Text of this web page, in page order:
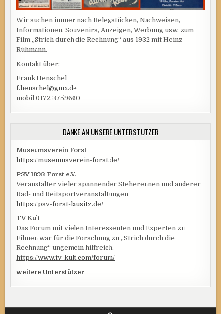
Wir suchen immer nach Belegstücken, Nachweisen,
Informationen, Souvenirs, Anzeigen, Werbung usw. zum
Film „Strich durch die Rechnung“ aus 1932 mit Heinz
Rühmann.
Kontakt über:
Frank Henschel
f.henschel@gmx.de
mobil 0172 3759660
DANKE AN UNSERE UNTERSTÜTZER
Museumsverein Forst
https://museumsverein-forst.de/
PSV 1893 Forst e.V.
Veranstalter vieler spannender Steherennen und anderer
Rad- und Reitsportveranstaltungen
https://psv-forst-lausitz.de/
TV Kult
Das Forum mit vielen Interessenten und Experten zu
Filmen war für die Forschung zu „Strich durch die
Rechnung“ ungemein hilfreich.
https://www.tv-kult.com/forum/
weitere Unterstützer